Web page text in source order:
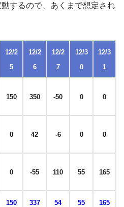
するので、あくまで想定され
12/2
5
12/2
6
12/2
7
12/3
0
12/3
1
150 350 -50 0 0
0 42 -6 0 0
0 -55 110 55 165
150 337 54 55 165